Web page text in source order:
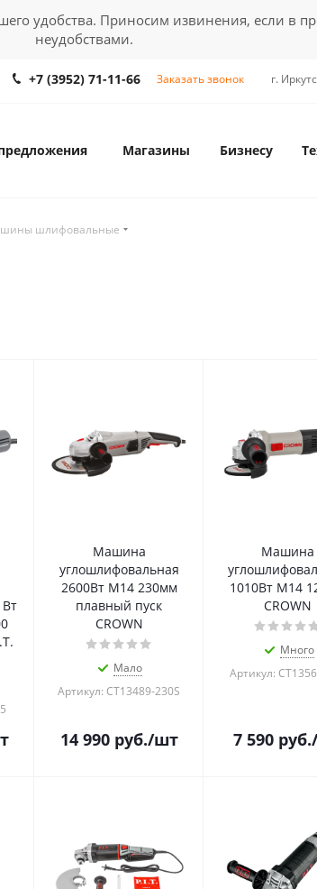
удобства. Приносим извинения, если в
неудобствами.
г.
+7 (3952) 71-11-66 Заказать звонок
Магазины Бизнесу
шлифовальные
P.I.T.
Машина
углошлифовальная
2600Вт М14 230мм
плавный пуск
CROWN
Мало
Артикул: CT13489-230S
14 990руб./шт
Машина
1010Вт М14
CROWN
Много
Артикул:
7 590 руб.